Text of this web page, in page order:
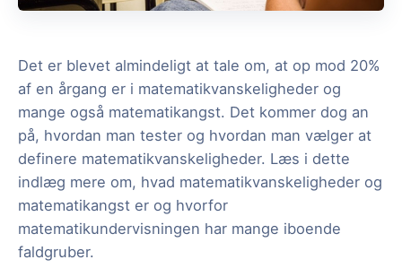
Det er blevet almindeligt at tale om, at op mod 20%
af en årgang er i matematikvanskeligheder og
mange også matematikangst. Det kommer dog an
på, hvordan man tester og hvordan man vælger at
definere matematikvanskeligheder. Læs i dette
indlæg mere om, hvad matematikvanskeligheder og
matematikangst er og hvorfor
matematikundervisningen har mange iboende
faldgruber.